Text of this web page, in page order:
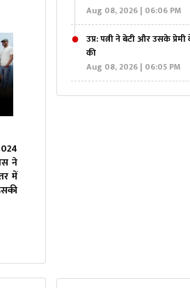
ने
में
Aug 08, 2026 | 06:06 PM
उप्र: पत्नी ने बेटी और उसके
की
Aug 08, 2026 | 06:05 PM